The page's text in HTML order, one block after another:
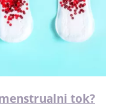
tok?